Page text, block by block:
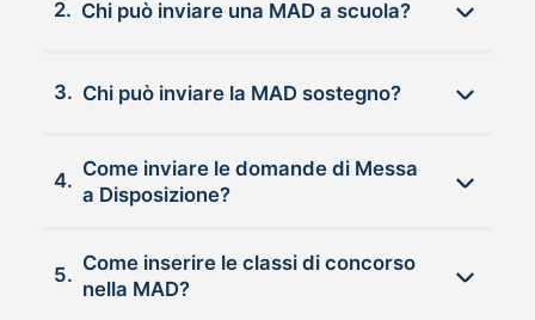
2. Chi può inviare una MAD a scuola?
3. Chi può inviare la MAD sostegno?
4.
Come inviare le domande di Messa
a Disposizione?
5.
Come inserire le classi di concorso
nella MAD?